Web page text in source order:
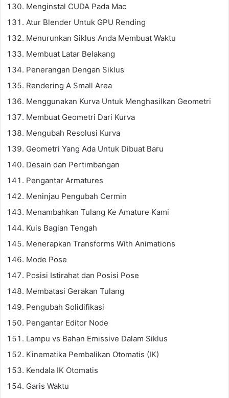
Menginstal CUDA Pada Mac
Atur Blender Untuk GPU Rending
Menurunkan Siklus Anda Membuat Waktu
Membuat Latar Belakang
Penerangan Dengan Siklus
Rendering A Small Area
Menggunakan Kurva Untuk Menghasilkan Geometri
Membuat Geometri Dari Kurva
Mengubah Resolusi Kurva
Geometri Yang Ada Untuk Dibuat Baru
Desain dan Pertimbangan
Pengantar Armatures
Meninjau Pengubah Cermin
Menambahkan Tulang Ke Amature Kami
Kuis Bagian Tengah
Menerapkan Transforms With Animations
Mode Pose
Posisi Istirahat dan Posisi Pose
Membatasi Gerakan Tulang
Pengubah Solidifikasi
Pengantar Editor Node
Lampu vs Bahan Emissive Dalam Siklus
Kinematika Pembalikan Otomatis (IK)
Kendala IK Otomatis
Garis Waktu